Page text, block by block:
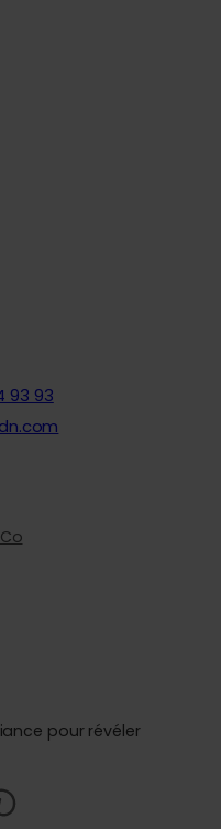
93 93
pour révéler